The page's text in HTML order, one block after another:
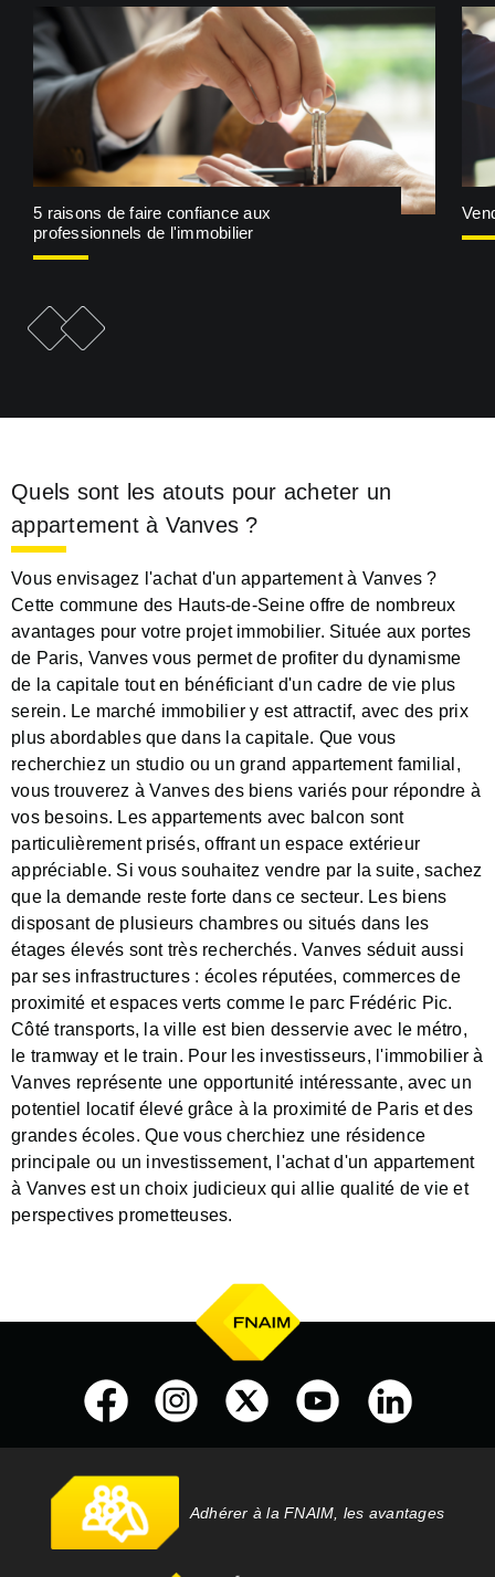
F
i
c
h
e
p
r
é
c
é
d
e
n
t
e
F
i
c
h
e
s
u
i
v
a
n
te
5 raisons de faire confiance aux
professionnels de l'immobilier
Quels sont les atouts pour acheter un
appartement à Vanves ?
Vous envisagez l'achat d'un appartement à Vanves ?
Cette commune des Hauts-de-Seine offre de nombreux
avantages pour votre projet immobilier. Située aux portes
de Paris, Vanves vous permet de profiter du dynamisme
de la capitale tout en bénéficiant d'un cadre de vie plus
serein. Le marché immobilier y est attractif, avec des prix
plus abordables que dans la capitale. Que vous
recherchiez un studio ou un grand appartement familial,
vous trouverez à Vanves des biens variés pour répondre à
vos besoins. Les appartements avec balcon sont
particulièrement prisés, offrant un espace extérieur
appréciable. Si vous souhaitez vendre par la suite, sachez
que la demande reste forte dans ce secteur. Les biens
disposant de plusieurs chambres ou situés dans les
étages élevés sont très recherchés. Vanves séduit aussi
par ses infrastructures : écoles réputées, commerces de
proximité et espaces verts comme le parc Frédéric Pic.
Côté transports, la ville est bien desservie avec le métro,
le tramway et le train. Pour les investisseurs, l'immobilier à
Vanves représente une opportunité intéressante, avec un
potentiel locatif élevé grâce à la proximité de Paris et des
grandes écoles. Que vous cherchiez une résidence
principale ou un investissement, l'achat d'un appartement
à Vanves est un choix judicieux qui allie qualité de vie et
perspectives prometteuses.
Adhérer à la FNAIM, les avantages